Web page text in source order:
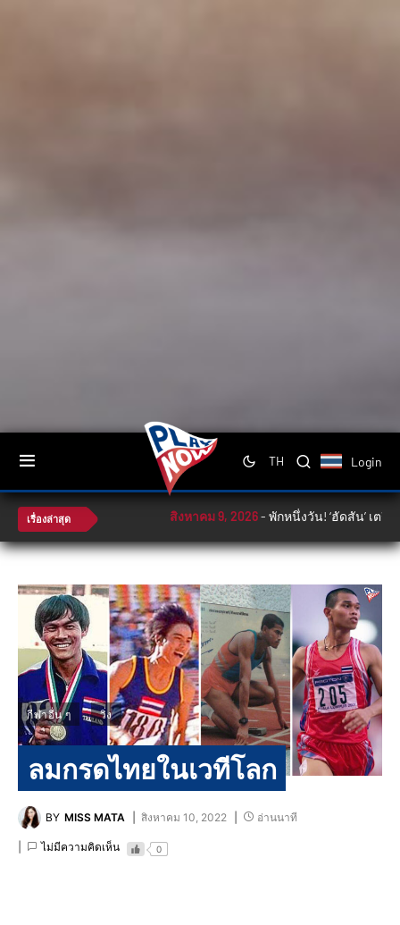
TH Login
เรื่องล่าสุด สิงหาคม 9, 2026-พักหนึ่งวัน! ‘ฮัดสัน’ เตรียมแ
กีฬาอื่น ๆ วิ่ง
ลมกรดไทยในเวทีโลก
BY MISS MATA สิงหาคม 10, 2022 อ่านนาที
ไม่มีความคิดเห็น 0